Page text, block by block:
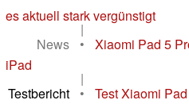
es aktuell stark vergünstigt
|
News
•
Xiaomi Pad 5
iPad
|
Testbericht
•
Test Xiaomi